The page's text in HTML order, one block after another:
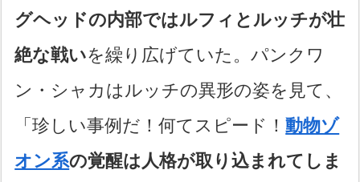
グヘッドの内部ではルフィとルッチが壮
絶な戦いを繰り広げていた。パンクワ
ン・シャカはルッチの異形の姿を見て、
「珍しい事例だ！何てスピード！動物ゾ
オン系の覚醒は人格が取り込まれてしま